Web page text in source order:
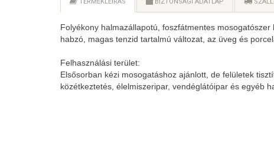
Folyékony halmazállapotú, foszfátmentes
habzó, magas tenzid tartalmú változat, az üveg és
Felhasználási terület:
Elsősorban kézi mosogatáshoz ajánlott, de felületek
közétkeztetés, élelmiszeripar, vendéglátóipar és egyéb